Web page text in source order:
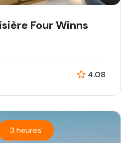
Four Winns
4.08
3 heures